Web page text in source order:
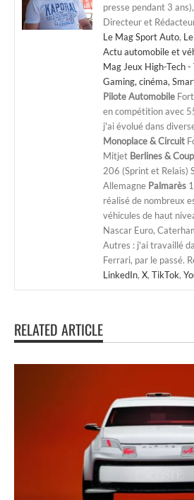
presse pendant 3
Directeur et
Le Mag Sport Auto,
Actu automobile et
Mag Jeux High-Tech
Gaming, cinéma,
Pilote Automobile
en compétition avec
j'ai évolué dans
Monoplace & Circuit
Mitjet Berlines &
206 (Sprint et Relais)
Allemagne Palmarès
réalisé de nombreux
véhicules de haut
Nascar Euro,
Autres : j'ai travaillé
Ferrari, par le passé.
LinkedIn, X, TikTok,
RELATED ARTICLE